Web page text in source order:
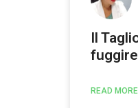
Il
READ